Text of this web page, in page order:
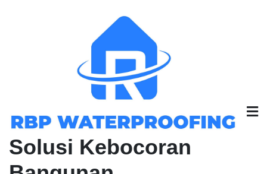
Solusi Kebocoran